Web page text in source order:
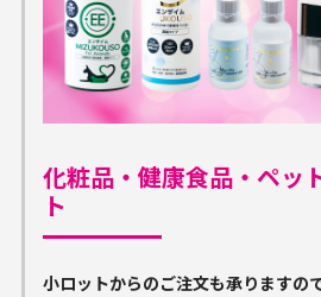
化粧品・健康食品・ペッ
ト
小ロットからのご注文も承りますの